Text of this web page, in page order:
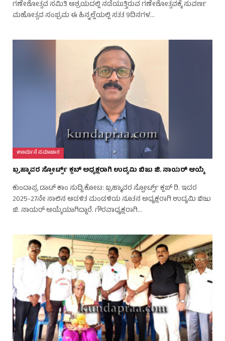
ಗಣೇಶೋತ್ಸವ ಸಮಿತಿ ಆಶ್ರಯದಲ್ಲಿ ನಡೆಯುತ್ತಿರುವ ಗಣೇಶೋತ್ಸವಕ್ಕೆ ಸುವರ್ಣ
ಮಹೋತ್ಸವ ಸಂಭ್ರಮ ಈ ಹಿನ್ನಲ್ಲೆಯಲ್ಲಿ ಸತತ 9ದಿನಗಳ…
ಊರ್ಮನೆ ಸಮಾಚಾರ
ಬ್ರಹ್ಮಾವರ ಸ್ಪೋರ್ಟ್ಸ್ ಕ್ಲಬ್ ಅಧ್ಯಕ್ಷರಾಗಿ ಉದ್ಯಮಿ ಬಿಜು ಜಿ. ನಾಯರ್ ಆಯ್ಕೆ
ಕುಂದಾಪ್ರ ಡಾಟ್‌ ಕಾಂ ಸುದ್ದಿ.ಕೋಟ: ಬ್ರಹ್ಮಾವರ ಸ್ಪೋರ್ಟ್ಸ್ ಕ್ಲಬ್ ರಿ. ಇದರ
2025-27ನೇ ಸಾಲಿನ ಆಡಳಿತ ಮಂಡಳಿಯ ನೂತನ ಅಧ್ಯಕ್ಷರಾಗಿ ಉದ್ಯಮಿ ಬಿಜು
ಜಿ. ನಾಯರ್ ಆಯ್ಕೆಯಾಗಿದ್ದಾರೆ. ಗೌರವಾಧ್ಯಕ್ಷರಾಗಿ…